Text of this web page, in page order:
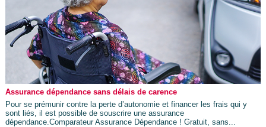
Assurance dépendance sans délais de carence
Pour se prémunir contre la perte d’autonomie et financer les frais qui y
sont liés, il est possible de souscrire une assurance
dépendance.Comparateur Assurance Dépendance ! Gratuit, sans...